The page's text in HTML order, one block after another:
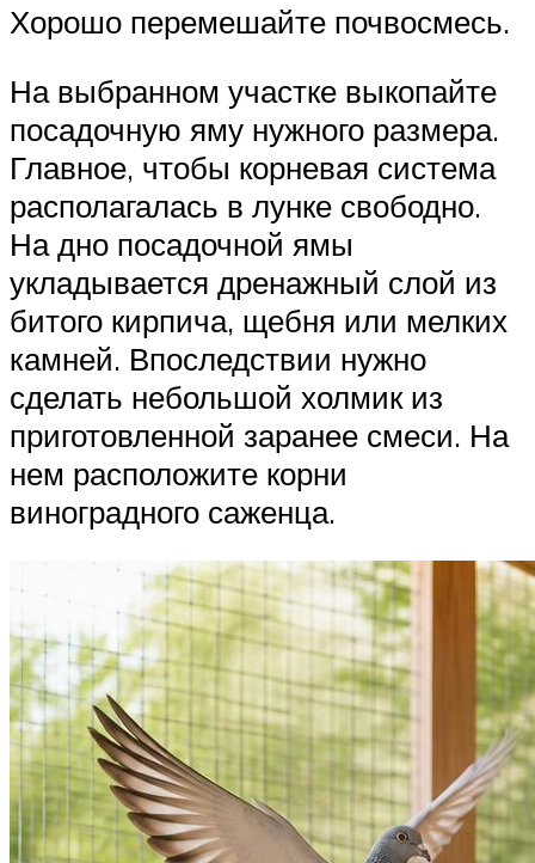
Хорошо перемешайте почвосмесь.
На выбранном участке выкопайте
посадочную яму нужного размера.
Главное, чтобы корневая система
располагалась в лунке свободно.
На дно посадочной ямы
укладывается дренажный слой из
битого кирпича, щебня или мелких
камней. Впоследствии нужно
сделать небольшой холмик из
приготовленной заранее смеси. На
нем расположите корни
виноградного саженца.